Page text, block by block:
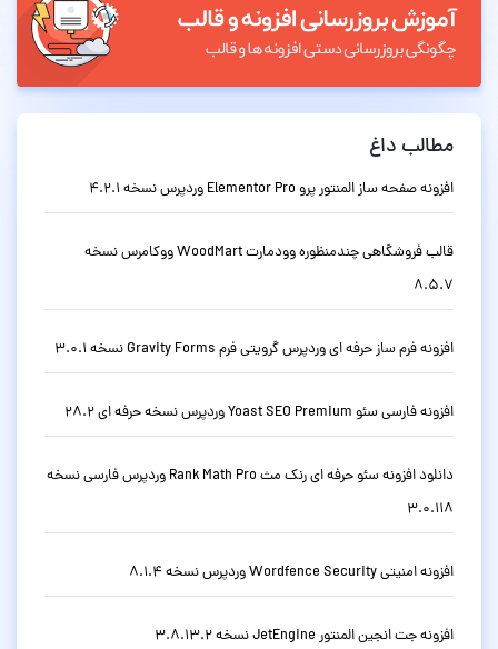
مطالب داغ
افزونه صفحه ساز المنتور پرو Elementor Pro وردپرس نسخه 4.2.1
قالب فروشگاهی چندمنظوره وودمارت WoodMart ووکامرس نسخه
8.5.7
افزونه فرم ساز حرفه ای وردپرس گرویتی فرم Gravity Forms نسخه 3.0.1
افزونه فارسی سئو Yoast SEO Premium وردپرس نسخه حرفه ای 28.2
دانلود افزونه سئو حرفه ای رنک مث Rank Math Pro وردپرس فارسی نسخه
3.0.118
افزونه امنیتی Wordfence Security وردپرس نسخه 8.1.4
افزونه جت انجین المنتور JetEngine نسخه 3.8.13.2